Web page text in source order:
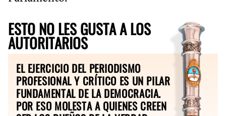
ESTO NO LES GUSTA A LOS
AUTORITARIOS
EL EJERCICIO DEL PERIODISMO
PROFESIONAL Y CRÍTICO ES UN PILAR
FUNDAMENTAL DE LA DEMOCRACIA.
POR ESO MOLESTA A QUIENES CREEN